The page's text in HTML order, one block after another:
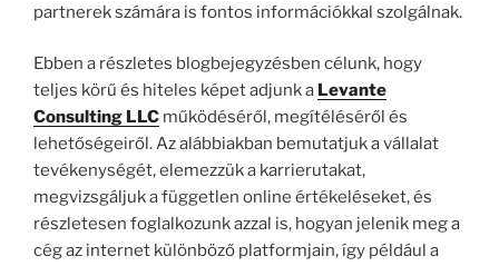
partnerek számára is fontos információkkal szolgálnak.
Ebben a részletes blogbejegyzésben célunk, hogy
teljes körű és hiteles képet adjunk a Levante
Consulting LLC működéséről, megítéléséről és
lehetőségeiről. Az alábbiakban bemutatjuk a vállalat
tevékenységét, elemezzük a karrierutakat,
megvizsgáljuk a független online értékeléseket, és
részletesen foglalkozunk azzal is, hogyan jelenik meg a
cég az internet különböző platformjain, így például a